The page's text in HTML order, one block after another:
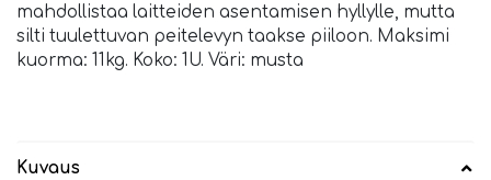
mahdollistaa laitteiden asentamisen hyllylle, mutta
silti tuulettuvan peitelevyn taakse piiloon. Maksimi
kuorma: 11kg. Koko: 1U. Väri: musta
Kuvaus